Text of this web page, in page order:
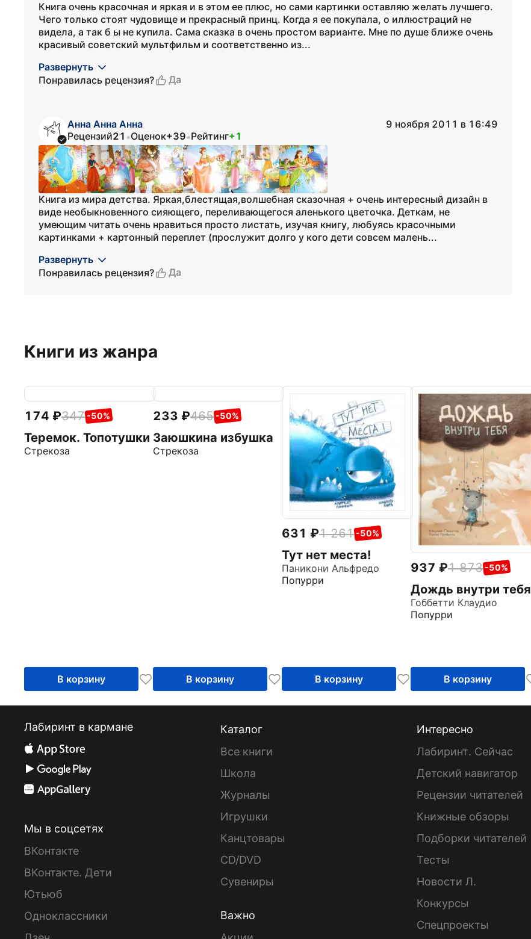
Книга очень красочная и яркая и в этом ее плюс, но сами картинки оставляю желать лучшего.
Чего только стоят чудовище и прекрасный принц. Когда я ее покупала, о иллюстраций не
видела, а так б ы не купила. Сама сказка в очень простом варианте. Мне по душе ближе очень
красивый советский мультфильм и соответственно из...
Развернуть
Понравилась рецензия?
Да
Анна Анна Анна
9 ноября 2011 в 16:49
Рецензий21 •Оценок+39•Рейтинг+1
Книга из мира детства. Яркая,блестящая,волшебная сказочная + очень интересный дизайн в
виде необыкновенного сияющего, переливающегося аленького цветочка. Деткам, не
умеющим читать очень нравиться просто листать, изучая книгу, любуясь красочными
картинками + картонный переплет (прослужит долго у кого дети совсем малень...
Развернуть
Понравилась рецензия?
Да
Книги из жанра
174 347 -50%
Теремок. Топотушки
Стрекоза
В корзину
233 465 -50%
Заюшкина избушка
Стрекоза
В корзину
631 1 261 -50%
Тут нет места!
Паникони Альфредо
Попурри
В корзину
937 1 873 -50%
Дождь внутри тебя
Гоббетти Клаудио
Попурри
В корзину
Лабиринт в кармане
Мы в соцсетях
ВКонтакте
ВКонтакте. Дети
Ютьюб
Одноклассники
Каталог
Все книги
Школа
Журналы
Игрушки
Канцтовары
CD/DVD
Сувениры
Важно
Интересно
Лабиринт. Сейчас
Детский навигатор
Рецензии читателей
Книжные обзоры
Подборки читателей
Тесты
Новости Л.
Конкурсы
Спецпроекты